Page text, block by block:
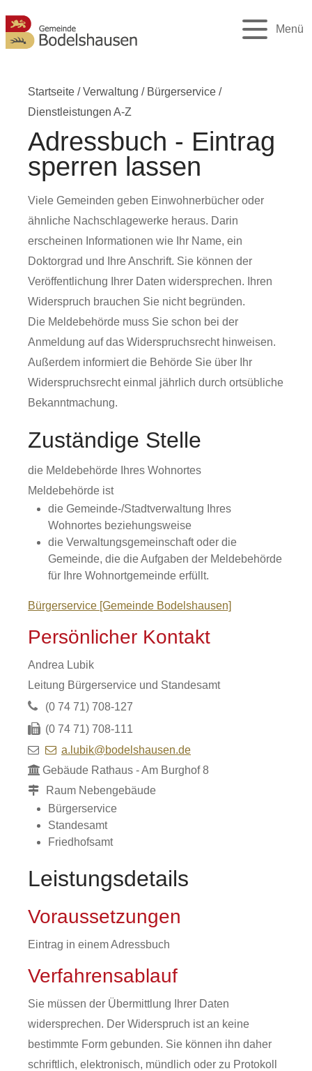
Menü
Startseite /Verwaltung / Bürgerservice /
Dienstleistungen A-Z
Adressbuch - Eintrag
sperren lassen
Viele Gemeinden geben Einwohnerbücher oder
ähnliche Nachschlagewerke heraus. Darin
erscheinen Informationen wie Ihr Name, ein
Doktorgrad und Ihre Anschrift. Sie können der
Veröffentlichung Ihrer Daten widersprechen. Ihren
Widerspruch brauchen Sie nicht begründen.
Die Meldebehörde muss Sie schon bei der
Anmeldung auf das Widerspruchsrecht hinweisen.
Außerdem informiert die Behörde Sie über Ihr
Widerspruchsrecht einmal jährlich durch ortsübliche
Bekanntmachung.
Zuständige Stelle
die Meldebehörde Ihres Wohnortes
Meldebehörde ist
die Gemeinde-/Stadtverwaltung Ihres
Wohnortes beziehungsweise
die Verwaltungsgemeinschaft oder die
Gemeinde, die die Aufgaben der Meldebehörde
für Ihre Wohnortgemeinde erfüllt.
Bürgerservice [Gemeinde Bodelshausen]
Persönlicher Kontakt
Andrea Lubik
Leitung Bürgerservice und Standesamt
(0 74 71) 708-127
(0 74 71) 708-111
a.lubik@bodelshausen.de
Gebäude Rathaus - Am Burghof 8
Raum Nebengebäude
Bürgerservice
Standesamt
Friedhofsamt
Leistungsdetails
Voraussetzungen
Eintrag in einem Adressbuch
Verfahrensablauf
Sie müssen der Übermittlung Ihrer Daten
widersprechen. Der Widerspruch ist an keine
bestimmte Form gebunden. Sie können ihn daher
schriftlich, elektronisch, mündlich oder zu Protokoll